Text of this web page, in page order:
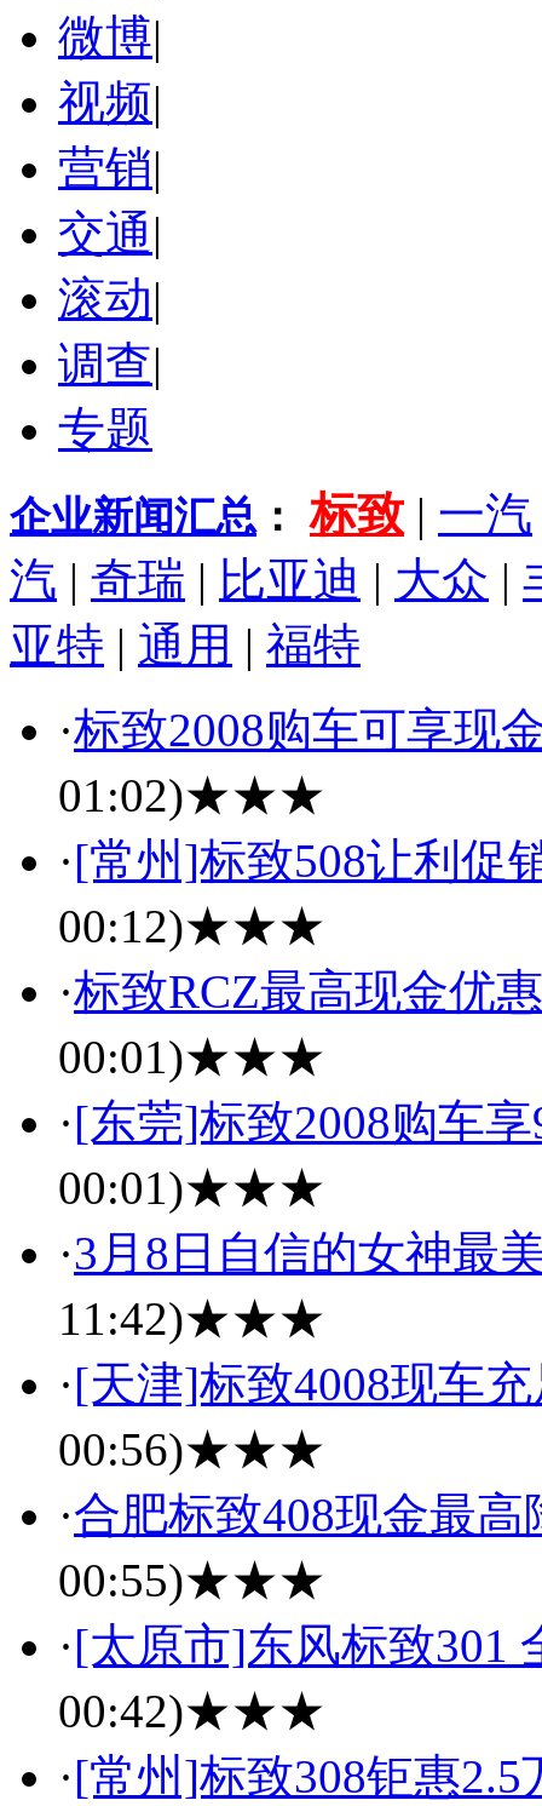
微博|
视频|
营销|
交通|
滚动|
调查|
专题
企业新闻汇总 ： 标致 | 一汽
汽 | 奇瑞 | 比亚迪 | 大众 |
亚特 | 通用 | 福特
·标致2008购车可享现
01:02)★★★
·[常州]标致508让利促
00:12)★★★
·标致RCZ最高现金优
00:01)★★★
·[东莞]标致2008购车
00:01)★★★
·3月8日自信的女神最
11:42)★★★
·[天津]标致4008现车
00:56)★★★
·合肥标致408现金最
00:55)★★★
·[太原市]东风标致301
00:42)★★★
·[常州]标致308钜惠